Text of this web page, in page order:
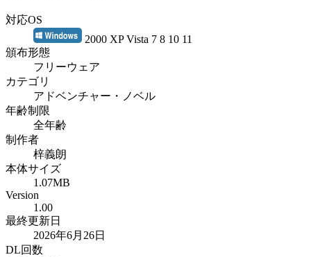
対応OS
2000 XP Vista 7 8 10 11
頒布形態
フリーウェア
カテゴリ
アドベンチャー・ノベル
年齢制限
全年齢
制作者
梓義朗
本体サイズ
1.07MB
Version
1.00
最終更新日
2026年6月26日
DL回数